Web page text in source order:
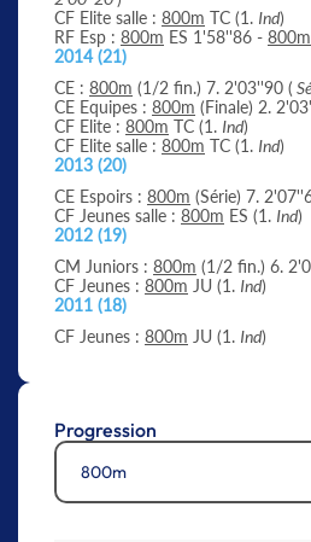
CF Elite salle : 800m TC (1. Ind)
RF Esp : 800m ES 1'58''86 -
2014 (21)
CE : 800m (1/2 fin.) 7. 2'03''90 (
CE Equipes : 800m (Finale) 2.
CF Elite : 800m TC (1. Ind)
CF Elite salle : 800m TC (1. Ind)
2013 (20)
CE Espoirs : 800m (Série) 7.
CF Jeunes salle : 800m ES (1. Ind)
2012 (19)
CM Juniors : 800m (1/2 fin.) 6.
CF Jeunes : 800m JU (1. Ind)
2011 (18)
CF Jeunes : 800m JU (1. Ind)
Progression
800m